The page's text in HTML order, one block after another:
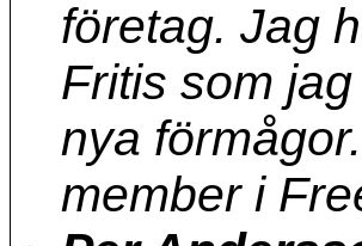
företag. Jag
Fritis som
nya
member i